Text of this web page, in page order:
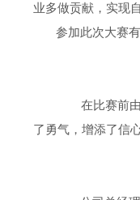
业多做贡献，实现
参加此次大赛有
在比赛前由
了勇气，增添了信